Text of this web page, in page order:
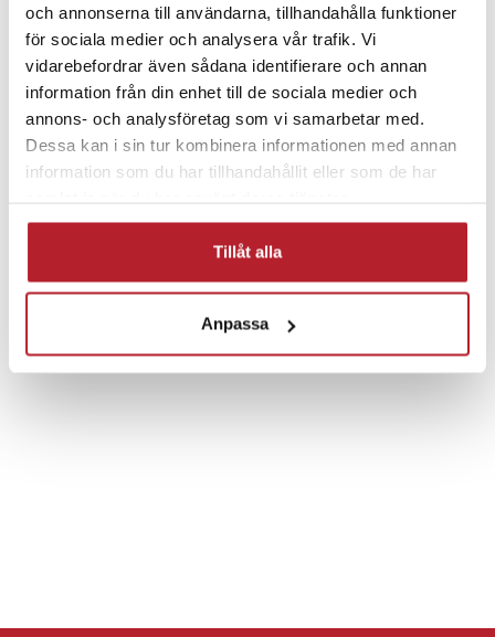
och annonserna till användarna, tillhandahålla funktioner
för sociala medier och analysera vår trafik. Vi
vidarebefordrar även sådana identifierare och annan
information från din enhet till de sociala medier och
annons- och analysföretag som vi samarbetar med.
Dessa kan i sin tur kombinera informationen med annan
information som du har tillhandahållit eller som de har
Tillåt alla
Anpassa
UTFÖRSÄLJNING
Hem & Trädgård Hälsa & Skönhet
Eltandborstar & tillbehör Tandborsthuvuden